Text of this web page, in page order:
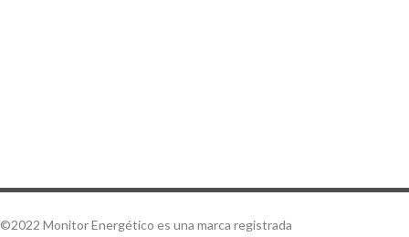
©2022 Monitor Energético es una marca registrada